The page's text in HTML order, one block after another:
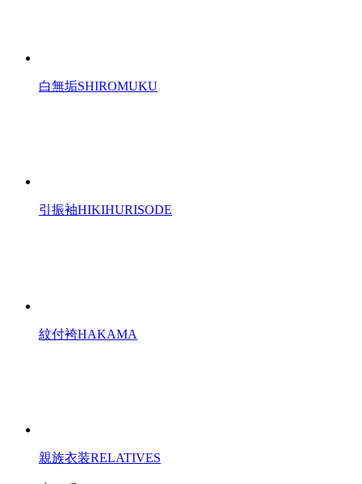
白無垢SHIROMUKU
引振袖HIKIHURISODE
紋付袴HAKAMA
親族衣装RELATIVES